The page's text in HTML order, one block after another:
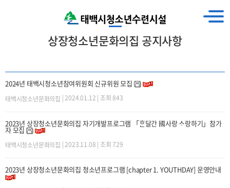
상장청소년문화의집 공지사항
2024년 태백시청소년참여위원회 신규위원 모집
태백시청소년문화의집 | 2024.01.12 | 조회 843
2023년 상장청소년문화의집 자기개발프로그램 「ᄒᆞᆫ달간 國사랑 ᄉᆞ랑하기」참가
자 모집
태백시청소년문화의집 | 2023.11.08 | 조회 729
2023년 상장청소년문화의집 청소년프로그램 [chapter 1. YOUTHDAY] 운영안내